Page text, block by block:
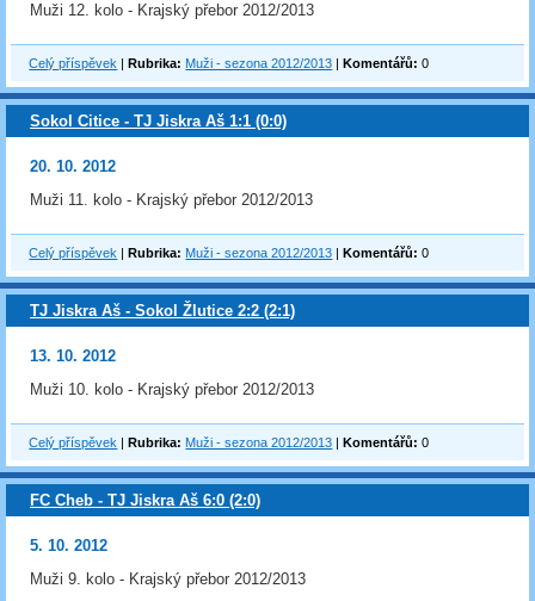
Muži 12. kolo - Krajský přebor 2012/2013
Celý příspěvek |Rubrika: Muži - sezona 2012/2013 |Komentářů: 0
Sokol Citice - TJ Jiskra Aš 1:1 (0:0)
20. 10. 2012
Muži 11. kolo - Krajský přebor 2012/2013
Celý příspěvek |Rubrika: Muži - sezona 2012/2013 |Komentářů: 0
TJ Jiskra Aš - Sokol Žlutice 2:2 (2:1)
13. 10. 2012
Muži 10. kolo - Krajský přebor 2012/2013
Celý příspěvek |Rubrika: Muži - sezona 2012/2013 |Komentářů: 0
FC Cheb - TJ Jiskra Aš 6:0 (2:0)
5. 10. 2012
Muži 9. kolo - Krajský přebor 2012/2013